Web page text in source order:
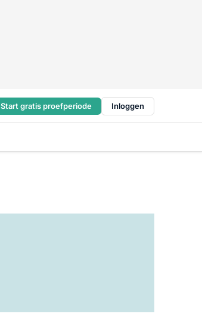
Start gratis proefperiode Inloggen